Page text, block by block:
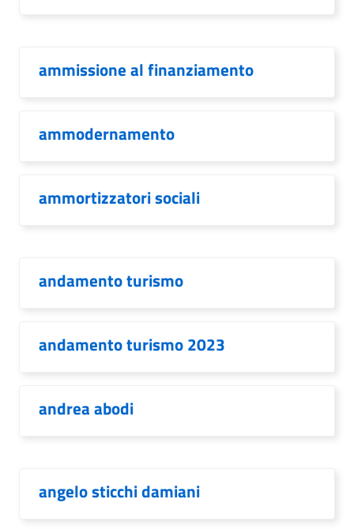
ammissione al finanziamento
ammodernamento
ammortizzatori sociali
andamento turismo
andamento turismo 2023
andrea abodi
angelo sticchi damiani